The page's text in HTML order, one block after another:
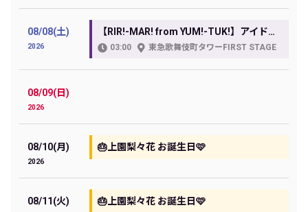
08/08(土)
2026
【RIR!-MAR! from YUM!-TUK!】アイドル道場-真夏ノ音祭- DAY1
03:00 東急歌舞伎町タワーFIRST STAGE
08/09(日)
2026
08/10(月)
2026
🎂上園梨々花 お誕生日🩷
08/11(火) 🎂上園梨々花 お誕生日🩷